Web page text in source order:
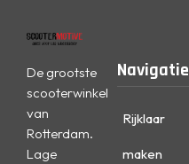
De grootste
scooterwinkel
van
Rotterdam.
Lage
Navigatie
Rijklaar
maken